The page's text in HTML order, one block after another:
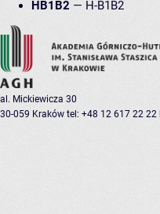
HB1B2 — H-B1B2
al. Mickiewicza 30
30-059 Kraków tel: +48 12 617 22 22